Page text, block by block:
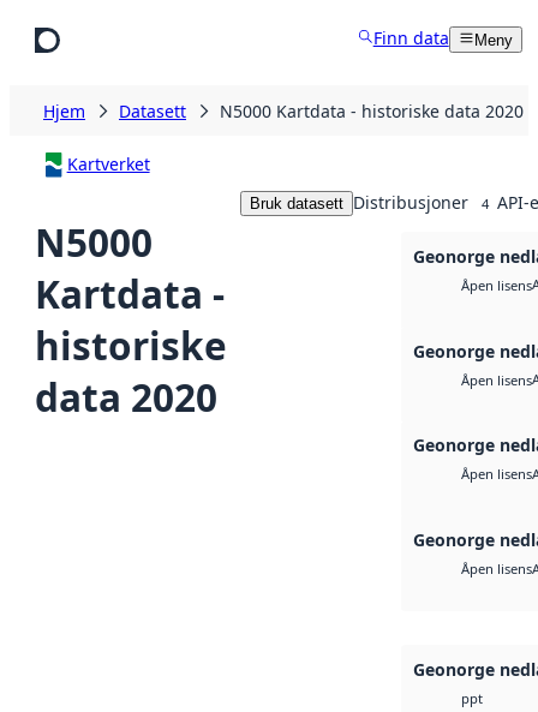
Finn data Meny
Hjem Datasett N5000 Kartdata - historiske data 2020
Kartverket
N5000
Kartdata -
historiske
data 2020
Bruk datasett Distribusjoner 4 API-
Geonorge
Åpen lisens
Geonorge
Åpen lisens
Geonorge
Åpen lisens
Geonorge
Åpen lisens
Geonorge
ppt